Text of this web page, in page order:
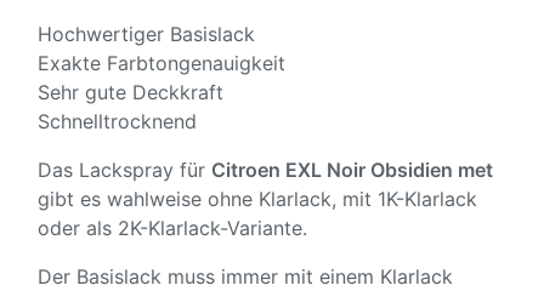
Hochwertiger Basislack
Exakte Farbtongenauigkeit
Sehr gute Deckkraft
Schnelltrocknend
Das Lackspray für Citroen EXL Noir Obsidien met
gibt es wahlweise ohne Klarlack, mit 1K-Klarlack
oder als 2K-Klarlack-Variante.
Der Basislack muss immer mit einem Klarlack